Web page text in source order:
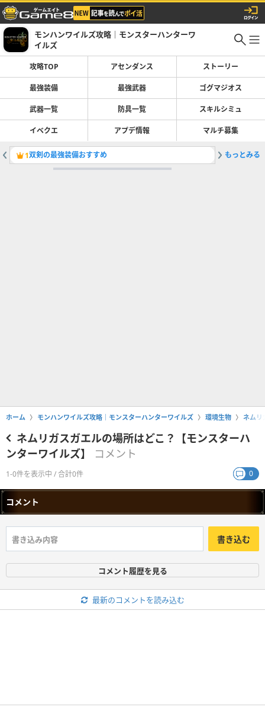
モンハンワイルズ攻略｜モンスターハンターワ
イルズ
攻略TOP アセンダンス ストーリー
最強装備 最強武器 ゴグマジオス
武器一覧 防具一覧 スキルシミュ
イベクエ アプデ情報 マルチ募集
1双剣の最強装備おすすめ 2弓の最
もっとみる
ホーム モンハンワイルズ攻略｜モンスターハンターワイルズ 環境生物 ネムリ
ネムリガスガエルの場所はどこ？【モンスターハ
ンターワイルズ】
コメント
1-0件を表示中 / 合計0件 0
コメント
書き込む
コメント履歴を見る
最新のコメントを読み込む